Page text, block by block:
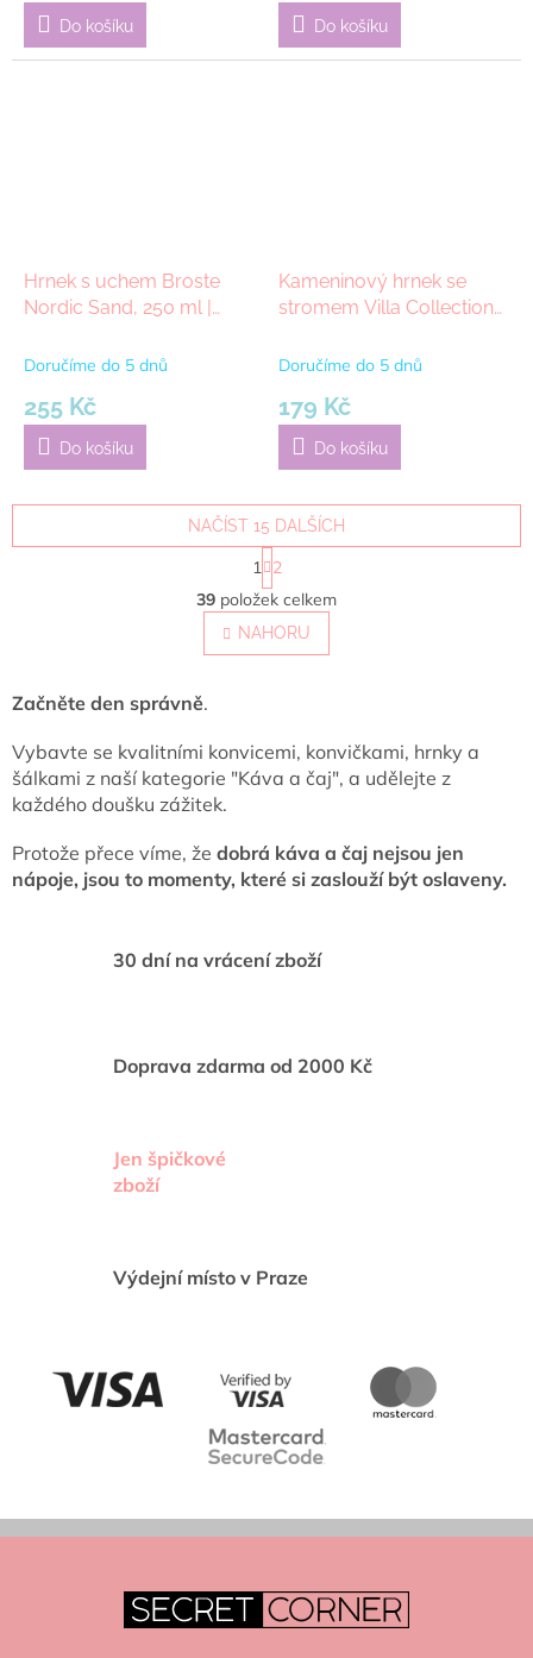
Do košíku Do košíku
Hrnek s uchem Broste
Nordic Sand, 250 ml |
Doručíme do 5 dnů
255 Kč
Do košíku
Kameninový hrnek se
stromem Villa Collection
Doručíme do 5 dnů
179 Kč
Do košíku
O
v
l
á
í
p
r
y
v
i
s
NAČÍST 15 DALŠÍCH
S
t
r
á
n
k
í
1 2
39 položek celkem
NAHORU
Začněte den správně.
Vybavte se kvalitními konvicemi, konvičkami, hrnky a
šálkami z naší kategorie "Káva a čaj", a udělejte z
každého doušku zážitek.
Protože přece víme, že dobrá káva a čaj nejsou jen
nápoje, jsou to momenty, které si zaslouží být oslaveny.
30 dní na vrácení zboží
Doprava zdarma od 2000 Kč
Jen špičkové
zboží
Výdejní místo v Praze